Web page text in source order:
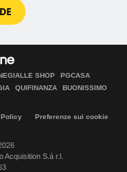
SHOP
PGCASA
QUIFINANZA
BUONISSIMO
Preferenze sui cookie
Acquisition S.á r.l.